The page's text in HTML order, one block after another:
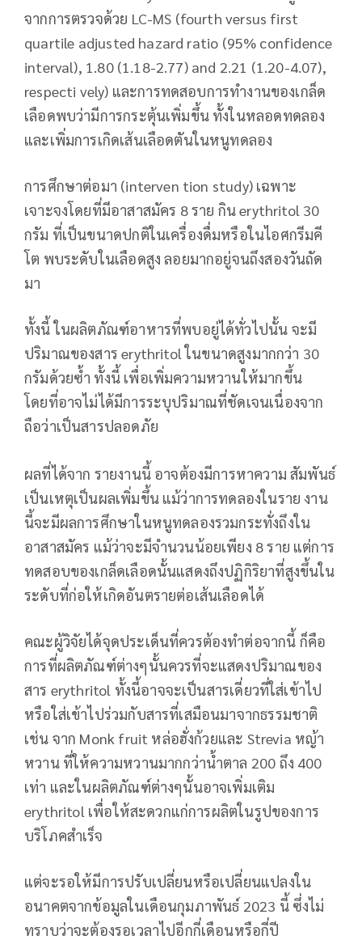
จากการตรวจด้วย LC-MS (fourth versus first
quartile adjusted hazard ratio (95% confidence
interval), 1.80 (1.18-2.77) and 2.21 (1.20-4.07),
respecti vely) และการทดสอบการทำงานของเกล็ด
เลือดพบว่ามีการกระตุ้นเพิ่มขึ้น ทั้งในหลอดทดลอง
และเพิ่มการเกิดเส้นเลือดตันในหนูทดลอง
การศึกษาต่อมา (interven tion study) เฉพาะ
เจาะจงโดยที่มีอาสาสมัคร 8 ราย กิน erythritol 30
กรัม ที่เป็นขนาดปกติในเครื่องดื่มหรือในไอศกรีมคี
โต พบระดับในเลือดสูง ลอยมากอยู่จนถึงสองวันถัด
มา
ทั้งนี้ ในผลิตภัณฑ์อาหารที่พบอยู่ได้ทั่วไปนั้น จะมี
ปริมาณของสาร erythritol ในขนาดสูงมากกว่า 30
กรัมด้วยซ้ำ ทั้งนี้ เพื่อเพิ่มความหวานให้มากขึ้น
โดยที่อาจไม่ได้มีการระบุปริมาณที่ชัดเจนเนื่องจาก
ถือว่าเป็นสารปลอดภัย
ผลที่ได้จาก รายงานนี้ อาจต้องมีการหาความ สัมพันธ์
เป็นเหตุเป็นผลเพิ่มขึ้น แม้ว่าการทดลองในราย งาน
นี้จะมีผลการศึกษาในหนูทดลองรวมกระทั่งถึงใน
อาสาสมัคร แม้ว่าจะมีจำนวนน้อยเพียง 8 ราย แต่การ
ทดสอบของเกล็ดเลือดนั้นแสดงถึงปฏิกิริยาที่สูงขึ้นใน
ระดับที่ก่อให้เกิดอันตรายต่อเส้นเลือดได้
คณะผู้วิจัยได้จุดประเด็นที่ควรต้องทำต่อจากนี้ ก็คือ
การที่ผลิตภัณฑ์ต่างๆนั้นควรที่จะแสดงปริมาณของ
สาร erythritol ทั้งนี้อาจจะเป็นสารเดี่ยวที่ใส่เข้าไป
หรือใส่เข้าไปร่วมกับสารที่เสมือนมาจากธรรมชาติ
เช่น จาก Monk fruit หล่อฮั่งก้วยและ Strevia หญ้า
หวาน ที่ให้ความหวานมากกว่าน้ำตาล 200 ถึง 400
เท่า และในผลิตภัณฑ์ต่างๆนั้นอาจเพิ่มเติม
erythritol เพื่อให้สะดวกแก่การผลิตในรูปของการ
บริโภคสำเร็จ
แต่จะรอให้มีการปรับเปลี่ยนหรือเปลี่ยนแปลงใน
อนาคตจากข้อมูลในเดือนกุมภาพันธ์ 2023 นี้ ซึ่งไม่
ทราบว่าจะต้องรอเวลาไปอีกกี่เดือนหรือกี่ปี